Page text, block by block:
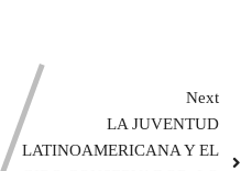
Next
LA JUVENTUD
LATINOAMERICANA Y EL